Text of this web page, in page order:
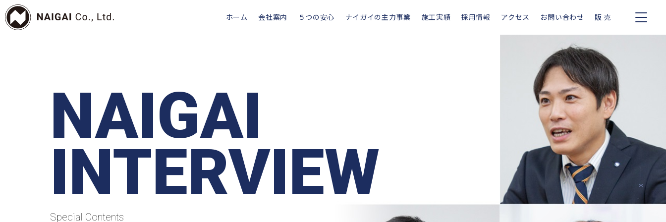
ホーム 会社案内 ５つの安心 ナイガイの主力事業 施工実績 採用情報 アクセス お問い合わせ 販 売
X
NAIGAI
INTERVIEW
Special Contents